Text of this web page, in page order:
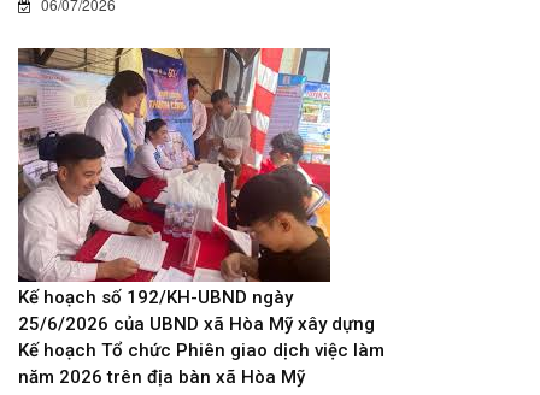
06/07/2026
Kế hoạch số 192/KH-UBND ngày
25/6/2026 của UBND xã Hòa Mỹ xây dựng
Kế hoạch Tổ chức Phiên giao dịch việc làm
năm 2026 trên địa bàn xã Hòa Mỹ